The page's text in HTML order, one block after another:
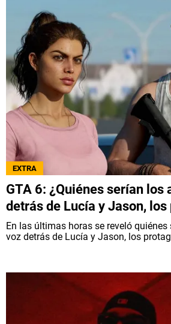
EXTRA
GTA 6: ¿Quiénes serían los
detrás de Lucía y Jason,
En las últimas horas se reveló
voz detrás de Lucía y Jason, los